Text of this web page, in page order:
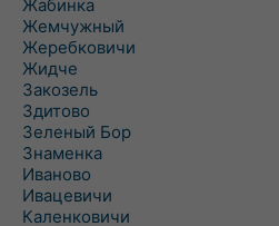
Жабинка
Жемчужный
Жеребковичи
Жидче
Закозель
Здитово
Зеленый Бор
Знаменка
Иваново
Ивацевичи
Каленковичи